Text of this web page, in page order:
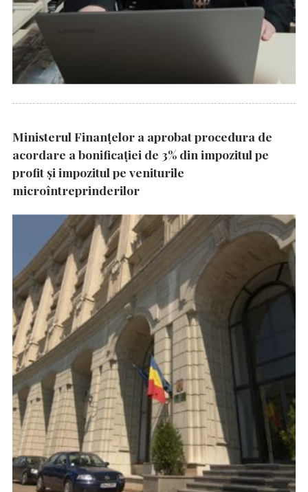
Ministerul Finanțelor a aprobat procedura de
acordare a bonificației de 3% din impozitul pe
profit și impozitul pe veniturile
microîntreprinderilor